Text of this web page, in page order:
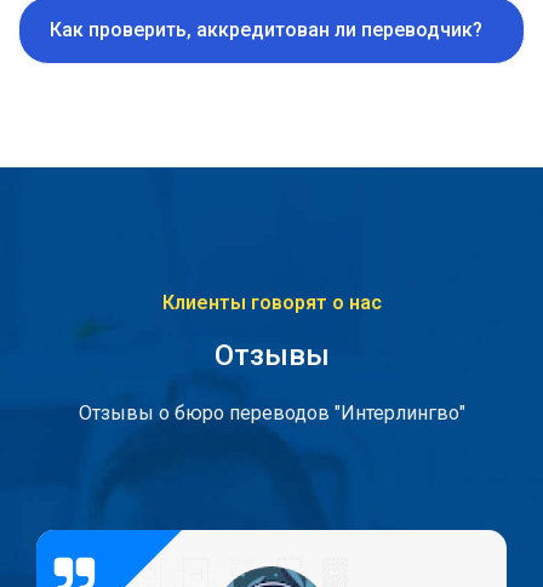
Как проверить, аккредитован ли переводчик?
Клиенты говорят о нас
Отзывы
Отзывы о бюро переводов "Интерлингво"